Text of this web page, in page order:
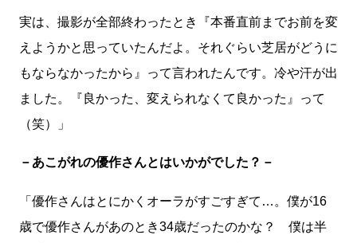
実は、撮影が全部終わったとき『本番直前までお前を変
えようかと思っていたんだよ。それぐらい芝居がどうに
もならなかったから』って言われたんです。冷や汗が出
ました。『良かった、変えられなくて良かった』って
（笑）」
－あこがれの優作さんとはいかがでした？－
「優作さんはとにかくオーラがすごすぎて…。僕が16
歳で優作さんがあのとき34歳だったのかな？ 僕は半